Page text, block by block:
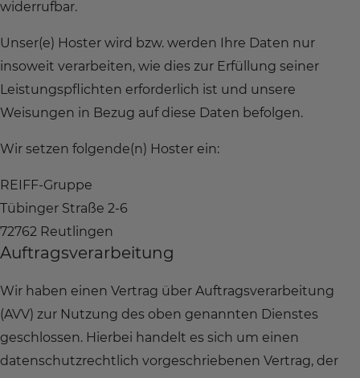
widerrufbar.
Unser(e) Hoster wird bzw. werden Ihre Daten nur
insoweit verarbeiten, wie dies zur Erfüllung seiner
Leistungspflichten erforderlich ist und unsere
Weisungen in Bezug auf diese Daten befolgen.
Wir setzen folgende(n) Hoster ein:
REIFF-Gruppe
Tübinger Straße 2-6
72762 Reutlingen
Auftragsverarbeitung
Wir haben einen Vertrag über Auftragsverarbeitung
(AVV) zur Nutzung des oben genannten Dienstes
geschlossen. Hierbei handelt es sich um einen
datenschutzrechtlich vorgeschriebenen Vertrag, der